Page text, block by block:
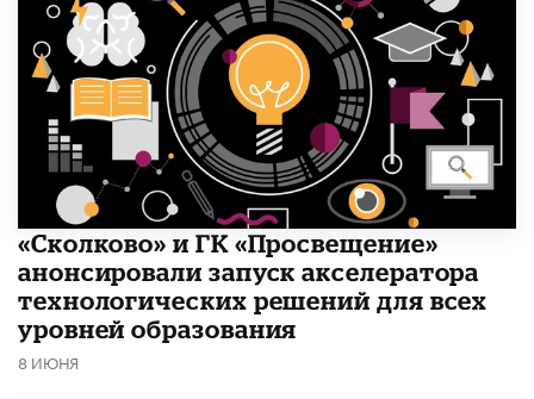
«Сколково» и ГК «Просвещение»
анонсировали запуск акселератора
технологических решений для всех
уровней образования
8 ИЮНЯ